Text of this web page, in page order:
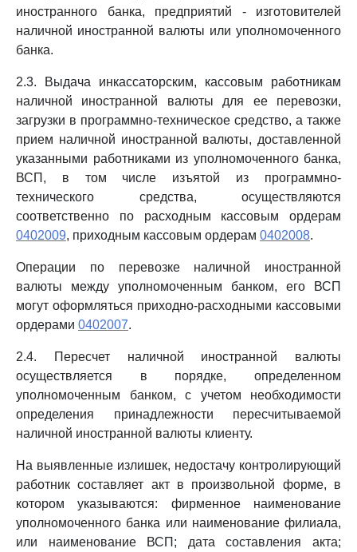
иностранного банка, предприятий - изготовителей
наличной иностранной валюты или уполномоченного
банка.
2.3. Выдача инкассаторским, кассовым работникам
наличной иностранной валюты для ее перевозки,
загрузки в программно-техническое средство, а также
прием наличной иностранной валюты, доставленной
указанными работниками из уполномоченного банка,
ВСП, в том числе изъятой из программно-
технического средства, осуществляются
соответственно по расходным кассовым ордерам
0402009, приходным кассовым ордерам 0402008.
Операции по перевозке наличной иностранной
валюты между уполномоченным банком, его ВСП
могут оформляться приходно-расходными кассовыми
ордерами 0402007.
2.4. Пересчет наличной иностранной валюты
осуществляется в порядке, определенном
уполномоченным банком, с учетом необходимости
определения принадлежности пересчитываемой
наличной иностранной валюты клиенту.
На выявленные излишек, недостачу контролирующий
работник составляет акт в произвольной форме, в
котором указываются: фирменное наименование
уполномоченного банка или наименование филиала,
или наименование ВСП; дата составления акта;